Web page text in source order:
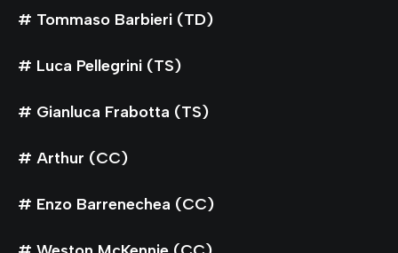
# Tommaso Barbieri (TD)
# Luca Pellegrini (TS)
# Gianluca Frabotta (TS)
# Arthur (CC)
# Enzo Barrenechea (CC)